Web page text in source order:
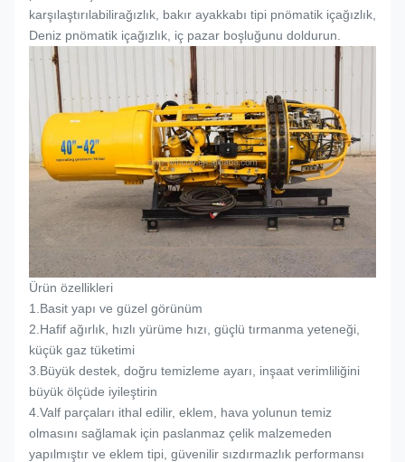
karşılaştırılabilirağızlık, bakır ayakkabı tipi pnömatik içağızlık,
Deniz pnömatik içağızlık, iç pazar boşluğunu doldurun.
Ürün özellikleri
1. Basit yapı ve güzel görünüm
2. Hafif ağırlık, hızlı yürüme hızı, güçlü tırmanma yeteneği,
küçük gaz tüketimi
3. Büyük destek, doğru temizleme ayarı, inşaat verimliliğini
büyük ölçüde iyileştirin
4. Valf parçaları ithal edilir, eklem, hava yolunun temiz
olmasını sağlamak için paslanmaz çelik malzemeden
yapılmıştır ve eklem tipi, güvenilir sızdırmazlık performansı